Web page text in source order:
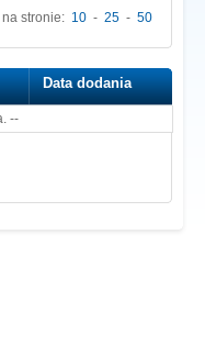
stronie: 10 - 25 - 50
Data dodania
--